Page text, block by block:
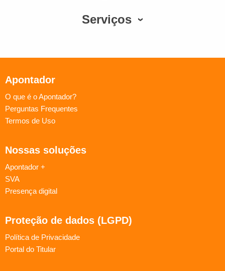
Serviços
Apontador
O que é o Apontador?
Perguntas Frequentes
Termos de Uso
Nossas soluções
Apontador +
SVA
Presença digital
Proteção de dados (LGPD)
Política de Privacidade
Portal do Titular